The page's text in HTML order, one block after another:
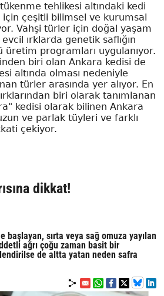
tehlikesi altındaki kedi
çeşitli bilimsel ve kurumsal
Vahşi türler için doğal yaşam
ırklarda genetik saflığın
üretim programları uygulanıyor.
biri olan Ankara kedisi de
altında olması nedeniyle
türler arasında yer alıyor. En
biri olarak tanımlanan
kedisi olarak bilinen Ankara
ve parlak tüyleri ve farklı
çekiyor.
dikkat!
başlayan, sırta veya sağ omuza yayılan
ağrı çoğu zaman basit bir
de altta yatan neden safra